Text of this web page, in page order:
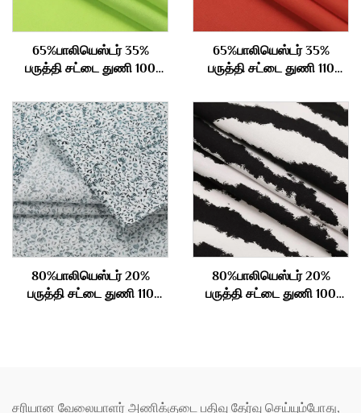
65%பாலியெஸ்டர் 35%
பருத்தி சட்டை துணி 100
65%பாலியெஸ்டர் 35%
பருத்தி சட்டை துணி 110
80%பாலியெஸ்டர் 20%
பருத்தி சட்டை துணி 110
80%பாலியெஸ்டர் 20%
பருத்தி சட்டை துணி 100
சரியான வேலையாளர் அணிக்குடை பதிவு தேர்வு செய்யும்போது,